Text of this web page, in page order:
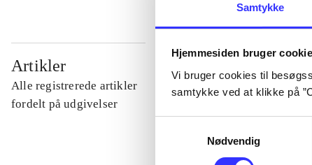
Samtykke
Hjemmesiden bruger
Vi bruger cookies til
samtykke ved at klikke på
Nødvendig
Artikler
Alle registrerede artikler
fordelt på udgivelser
...
...